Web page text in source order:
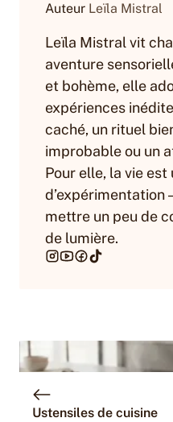
Auteur Leïla Mistral
Leïla Mistral vit
aventure
et bohème, elle
expériences
caché, un rituel
improbable ou un
Pour elle, la vie est
d’expérimentation
mettre un peu de
de lumière.
Ustensiles de cuisine